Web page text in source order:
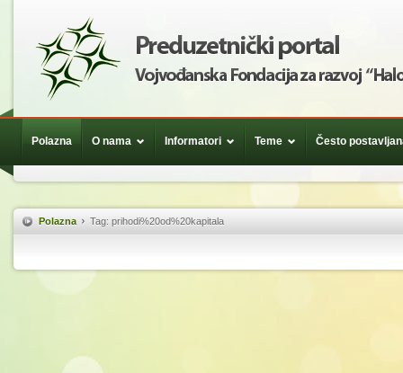
Polazna O nama Informatori Teme Često
Polazna Tag: prihodi%20od%20kapitala